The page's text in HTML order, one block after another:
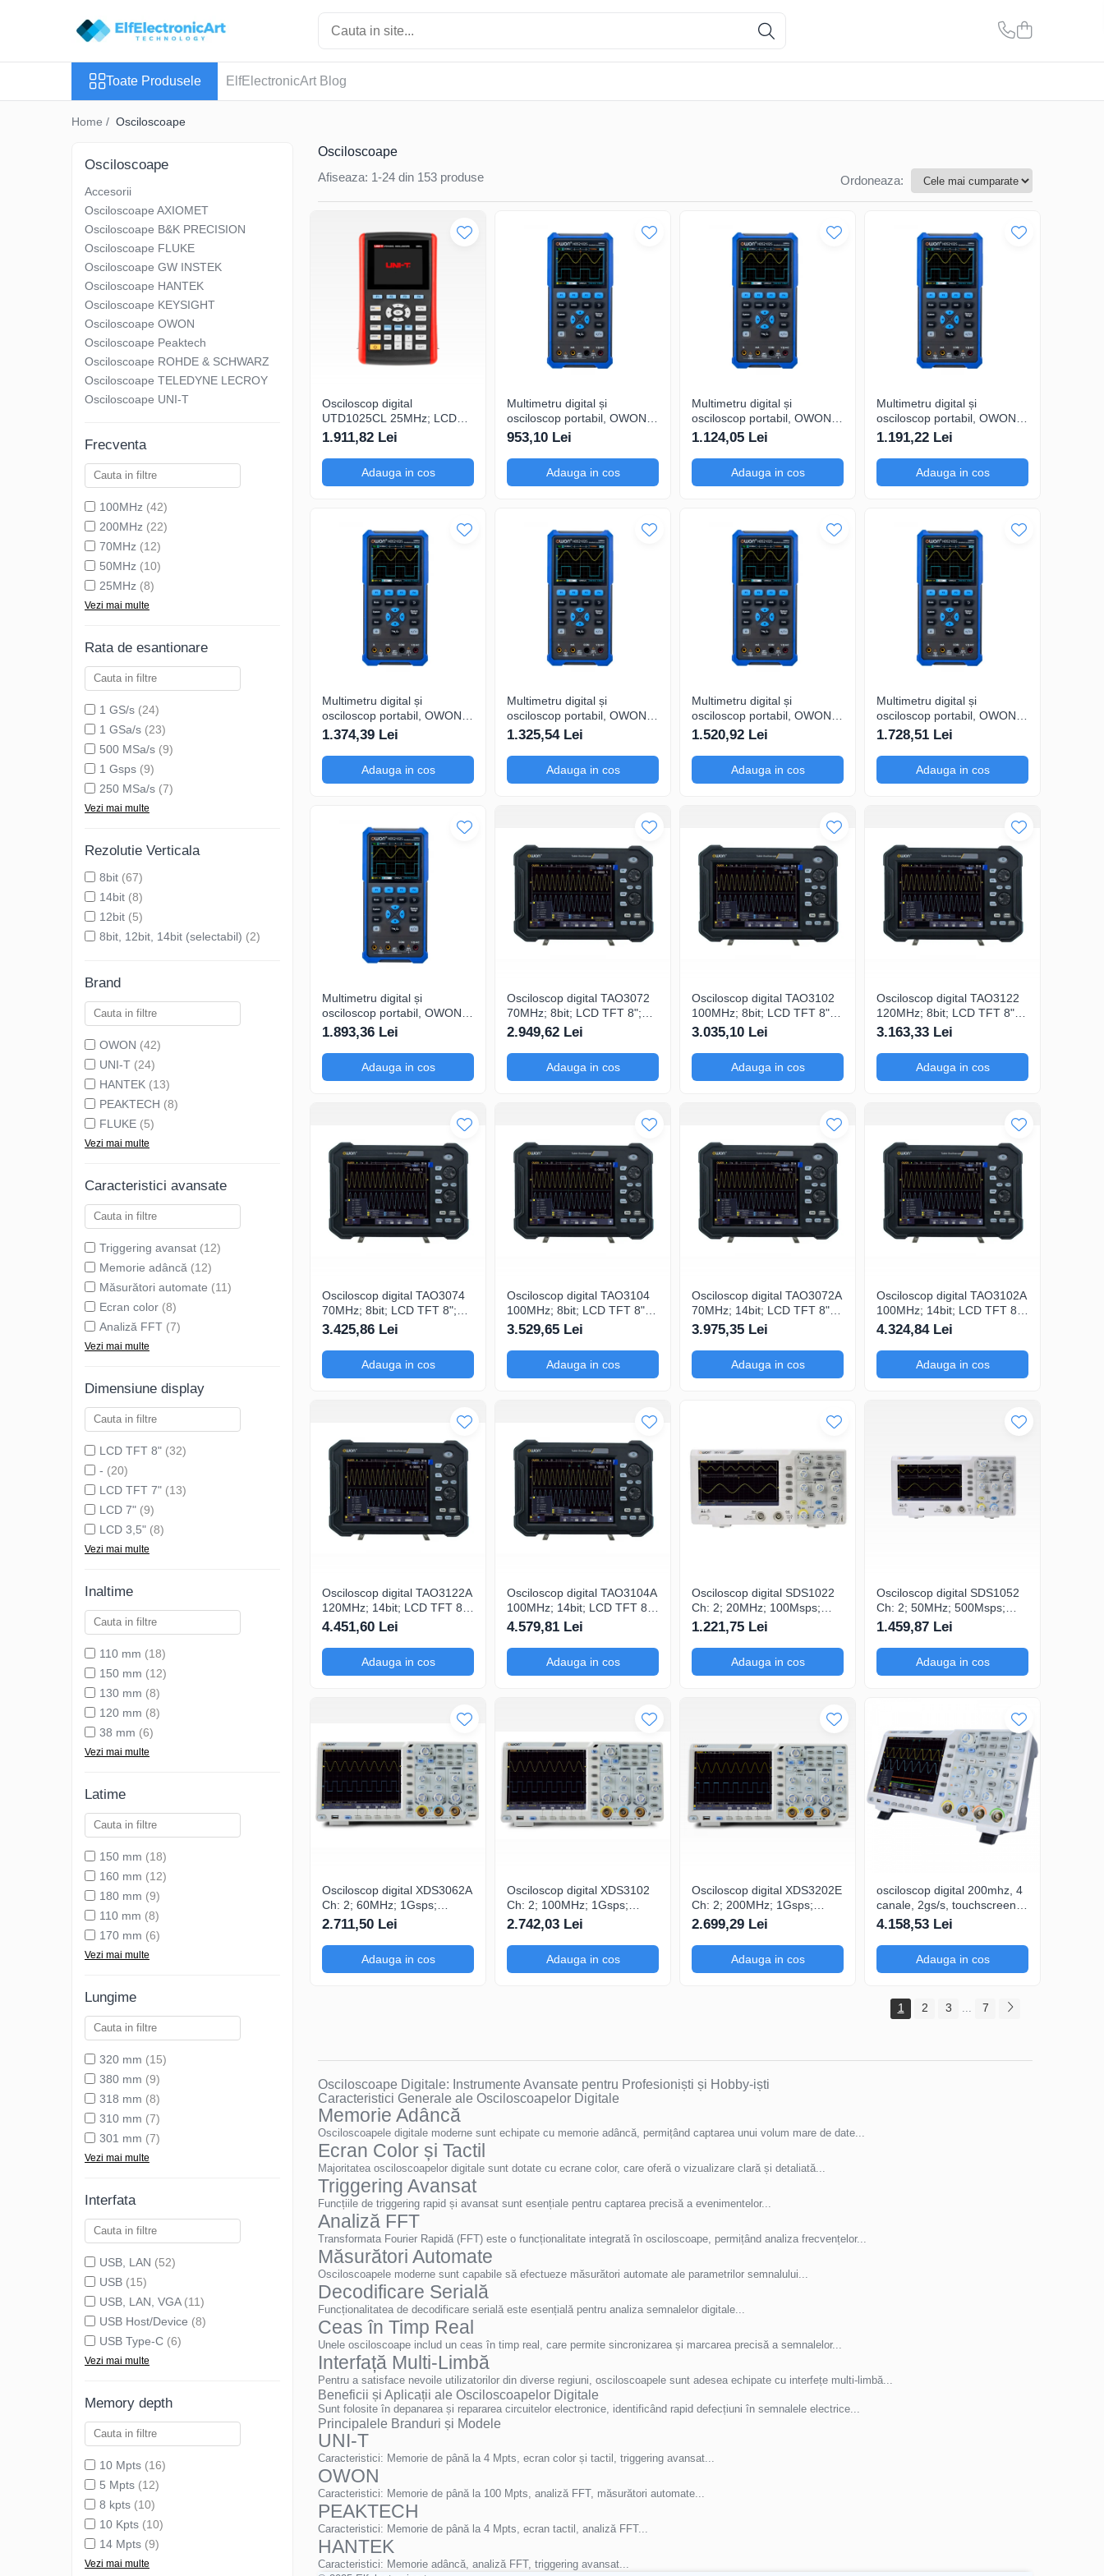
Instrumente de masura si control
Surse de alimentare
Osciloscoape AXIOMET
Osciloscoape B&K PRECISION
Osciloscoape FLUKE
Osciloscoape KEYSIGHT
Osciloscoape OWON
Osciloscoape Peaktech
Osciloscoape ROHDE & SCHWARZ
Osciloscoape TELEDYNE LECROY
Osciloscoape UNI-T
Toate Produsele ElfElectronicArt Blog
Home / Osciloscoape
Osciloscoape
Osciloscoape
Accesorii
Osciloscoape AXIOMET
Osciloscoape B&K PRECISION
Osciloscoape FLUKE
Osciloscoape GW INSTEK
Osciloscoape HANTEK
Osciloscoape KEYSIGHT
Osciloscoape OWON
Osciloscoape Peaktech
Osciloscoape ROHDE & SCHWARZ
Osciloscoape TELEDYNE LECROY
Osciloscoape UNI-T
Frecventa
100MHz (42)
200MHz (22)
70MHz (12)
50MHz (10)
25MHz (8)
Vezi mai multe
Rata de esantionare
1 GS/s (24)
1 GSa/s (23)
500 MSa/s (9)
1 Gsps (9)
250 MSa/s (7)
Vezi mai multe
Rezolutie Verticala
8bit (67)
14bit (8)
12bit (5)
8bit, 12bit, 14bit (selectabil) (2)
Brand
OWON (42)
UNI-T (24)
HANTEK (13)
PEAKTECH (8)
FLUKE (5)
Vezi mai multe
Caracteristici avansate
Triggering avansat (12)
Memorie adâncă (12)
Măsurători automate (11)
Ecran color (8)
Analiză FFT (7)
Vezi mai multe
Dimensiune display
LCD TFT 8" (32)
- (20)
LCD TFT 7" (13)
LCD 7" (9)
LCD 3,5" (8)
Vezi mai multe
Inaltime
110 mm (18)
150 mm (12)
130 mm (8)
120 mm (8)
38 mm (6)
Vezi mai multe
Latime
150 mm (18)
160 mm (12)
180 mm (9)
110 mm (8)
170 mm (6)
Vezi mai multe
Lungime
320 mm (15)
380 mm (9)
318 mm (8)
310 mm (7)
301 mm (7)
Vezi mai multe
Interfata
USB, LAN (52)
USB (15)
USB, LAN, VGA (11)
USB Host/Device (8)
USB Type-C (6)
Vezi mai multe
Memory depth
10 Mpts (16)
5 Mpts (12)
8 kpts (10)
10 Kpts (10)
14 Mpts (9)
Vezi mai multe
Afiseaza: 1-24 din 153 produse Ordoneaza:
Osciloscop digital
UTD1025CL 25MHz; LCD
TFT 3,5"; Ch: 1; 250Msps;
12kpts compatibil cu
Decodificare serială
1.911,82 Lei
Adauga in cos
Multimetru digital și
osciloscop portabil, OWON,
HDS242, 200mV-1kV,
200mA-
953,10 Lei
Adauga in cos
Multimetru digital și
osciloscop portabil, OWON,
HDS242S, 200mV-1kV,
200mA-
1.124,05 Lei
Adauga in cos
Multimetru digital și
osciloscop portabil, OWON,
HDS272, 200mV-1kV,
200mA-
1.191,22 Lei
Adauga in cos
Multimetru digital și
osciloscop portabil, OWON,
HDS272S, 200mV-1kV,
200mA-
1.374,39 Lei
Adauga in cos
Multimetru digital și
osciloscop portabil, OWON,
HDS2102, 200mV-1kV,
200mA-
1.325,54 Lei
Adauga in cos
Multimetru digital și
osciloscop portabil, OWON,
HDS2102S, 200mV-1kV,
200mA-
1.520,92 Lei
Adauga in cos
Multimetru digital și
osciloscop portabil, OWON,
HDS2202, 200mV-1kV,
200mA-
1.728,51 Lei
Adauga in cos
Multimetru digital și
osciloscop portabil, OWON,
HDS2202S, 200mV-1kV,
200mA-
1.893,36 Lei
Adauga in cos
Osciloscop digital TAO3072
70MHz; 8bit; LCD TFT 8";
Ch: 2; 1Gsps; 40Mpts
2.949,62 Lei
Adauga in cos
Osciloscop digital TAO3102
100MHz; 8bit; LCD TFT 8";
Ch: 2; 1Gsps; 40Mpts pentru
a oferi Ecran color
3.035,10 Lei
Adauga in cos
Osciloscop digital TAO3122
120MHz; 8bit; LCD TFT 8";
Ch: 2; 1Gsps; 40Mpts ce
3.163,33 Lei
Adauga in cos
Osciloscop digital TAO3074
70MHz; 8bit; LCD TFT 8";
Ch: 4; 1Gsps; 40Mpts
compatibil cu Măsurători
automate
3.425,86 Lei
Adauga in cos
Osciloscop digital TAO3104
100MHz; 8bit; LCD TFT 8";
Ch: 4; 1Gsps; 40Mpts inclus
in Analiză semnal
3.529,65 Lei
Adauga in cos
Osciloscop digital TAO3072A
70MHz; 14bit; LCD TFT 8";
Ch: 2; 1Gsps; 40Mpts dotat
cu tehnologie de Analiză
semnal
3.975,35 Lei
Adauga in cos
Osciloscop digital TAO3102A
100MHz; 14bit; LCD TFT 8";
Ch: 2; 1Gsps; 40Mpts dotat
cu Măsurători automate
4.324,84 Lei
Adauga in cos
Osciloscop digital TAO3122A
120MHz; 14bit; LCD TFT 8";
Ch: 2; 1Gsps; 40Mpts
integrat cu Măsurători
automate
4.451,60 Lei
Adauga in cos
Osciloscop digital TAO3104A
100MHz; 14bit; LCD TFT 8";
Ch: 4; 1Gsps; 40Mpts care
4.579,81 Lei
Adauga in cos
Osciloscop digital SDS1022
Ch: 2; 20MHz; 100Msps;
10kpts; LCD 7"S; 15W care
dispune de Triggering
avansat
1.221,75 Lei
Adauga in cos
Osciloscop digital SDS1052
Ch: 2; 50MHz; 500Msps;
10kpts; LCD 7"S; ≤7ns
avand capacitatea de
Analiză FFT
1.459,87 Lei
Adauga in cos
Osciloscop digital XDS3062A
Ch: 2; 60MHz; 1Gsps;
40Mpts; LCD TFT 8"; XDS
care ofera Triggering
avansat
2.711,50 Lei
Adauga in cos
Osciloscop digital XDS3102
Ch: 2; 100MHz; 1Gsps;
40Mpts; LCD TFT 8"; XDS
ce include Triggering
avansat
2.742,03 Lei
Adauga in cos
Osciloscop digital XDS3202E
Ch: 2; 200MHz; 1Gsps;
40Mpts; LCD TFT 8"; XDS
integrat cu Decodificare
serială
2.699,29 Lei
Adauga in cos
osciloscop digital 200mhz, 4
canale, 2gs/s, touchscreen
colo, xds3064ae
4.158,53 Lei
Adauga in cos
1 2 3 ... 7
Osciloscoape Digitale: Instrumente Avansate pentru Profesioniști și Hobby-iști
Caracteristici Generale ale Osciloscoapelor Digitale
Memorie Adâncă
Osciloscoapele digitale moderne sunt echipate cu memorie adâncă, permițând captarea unui volum mare de date...
Ecran Color și Tactil
Majoritatea osciloscoapelor digitale sunt dotate cu ecrane color, care oferă o vizualizare clară și detaliată...
Triggering Avansat
Funcțiile de triggering rapid și avansat sunt esențiale pentru captarea precisă a evenimentelor...
Analiză FFT
Transformata Fourier Rapidă (FFT) este o funcționalitate integrată în osciloscoape, permițând analiza frecvențelor...
Măsurători Automate
Osciloscoapele moderne sunt capabile să efectueze măsurători automate ale parametrilor semnalului...
Decodificare Serială
Funcționalitatea de decodificare serială este esențială pentru analiza semnalelor digitale...
Ceas în Timp Real
Unele osciloscoape includ un ceas în timp real, care permite sincronizarea și marcarea precisă a semnalelor...
Interfață Multi-Limbă
Pentru a satisface nevoile utilizatorilor din diverse regiuni, osciloscoapele sunt adesea echipate cu interfețe multi-limbă...
Beneficii și Aplicații ale Osciloscoapelor Digitale
Sunt folosite în depanarea și repararea circuitelor electronice, identificând rapid defecțiuni în semnalele electrice...
Principalele Branduri și Modele
UNI-T
Caracteristici: Memorie de până la 4 Mpts, ecran color și tactil, triggering avansat...
OWON
Caracteristici: Memorie de până la 100 Mpts, analiză FFT, măsurători automate...
PEAKTECH
Caracteristici: Memorie de până la 4 Mpts, ecran tactil, analiză FFT...
HANTEK
Caracteristici: Memorie adâncă, analiză FFT, triggering avansat...